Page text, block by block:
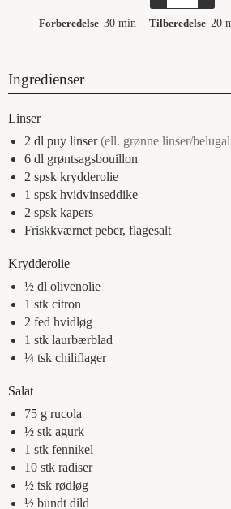
Forberedelse 30 min Tilberedelse 20
Ingredienser
Linser
2 dl puy linser (ell. grønne linser/
6 dl grøntsagsbouillon
2 spsk krydderolie
1 spsk hvidvinseddike
2 spsk kapers
Friskkværnet peber, flagesalt
Krydderolie
½ dl olivenolie
1 stk citron
2 fed hvidløg
1 stk laurbærblad
¼ tsk chiliflager
Salat
75 g rucola
½ stk agurk
1 stk fennikel
10 stk radiser
½ tsk rødløg
½ bundt dild